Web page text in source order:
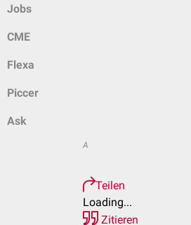
Jobs
CME
Flexa
Piccer
Ask
A
Teilen
Loading...
Zitieren